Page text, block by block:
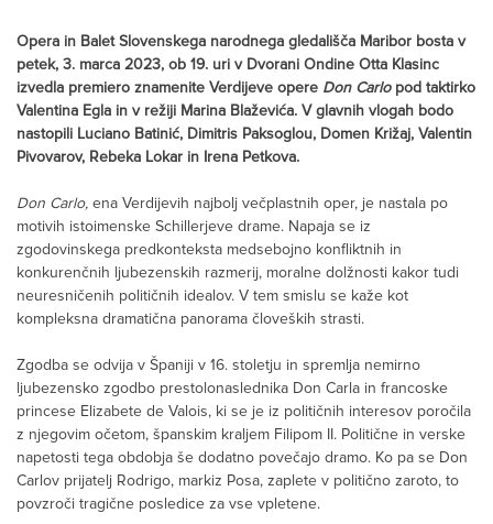
Opera in Balet Slovenskega narodnega gledališča Maribor bosta v
petek, 3. marca 2023, ob 19. uri v Dvorani Ondine Otta Klasinc
izvedla premiero znamenite Verdijeve opere Don Carlopod taktirko
Valentina Egla in v režiji Marina Blaževića. V glavnih vlogah bodo
nastopili Luciano Batinić, Dimitris Paksoglou, Domen Križaj, Valentin
Pivovarov, Rebeka Lokar in Irena Petkova.
Don Carlo, ena Verdijevih najbolj večplastnih oper, je nastala po
motivih istoimenske Schillerjeve drame. Napaja se iz
zgodovinskega predkonteksta medsebojno konfliktnih in
konkurenčnih ljubezenskih razmerij, moralne dolžnosti kakor tudi
neuresničenih političnih idealov. V tem smislu se kaže kot
kompleksna dramatična panorama človeških strasti.
Zgodba se odvija v Španiji v 16. stoletju in spremlja nemirno
ljubezensko zgodbo prestolonaslednika Don Carla in francoske
princese Elizabete de Valois, ki se je iz političnih interesov poročila
z njegovim očetom, španskim kraljem Filipom II. Politične in verske
napetosti tega obdobja še dodatno povečajo dramo. Ko pa se Don
Carlov prijatelj Rodrigo, markiz Posa, zaplete v politično zaroto, to
povzroči tragične posledice za vse vpletene.